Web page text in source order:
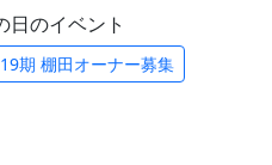
日のイベント
期 棚田オーナー募集